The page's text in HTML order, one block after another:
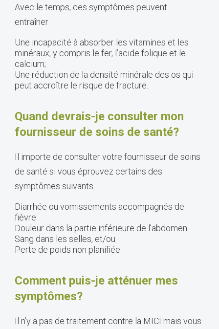
Avec le temps, ces symptômes peuvent
entraîner :
Une incapacité à absorber les vitamines et les
minéraux, y compris le fer, l’acide folique et le
calcium;
Une réduction de la densité minérale des os qui
peut accroître le risque de fracture.
Quand devrais-je consulter mon
fournisseur de soins de santé?
Il importe de consulter votre fournisseur de soins
de santé si vous éprouvez certains des
symptômes suivants :
Diarrhée ou vomissements accompagnés de
fièvre
Douleur dans la partie inférieure de l’abdomen
Sang dans les selles, et/ou
Perte de poids non planifiée
Comment puis-je atténuer mes
symptômes?
Il n’y a pas de traitement contre la MICI mais vous